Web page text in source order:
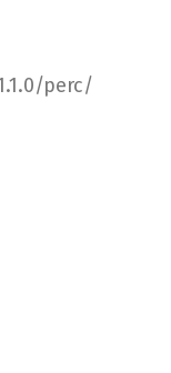
perc/​